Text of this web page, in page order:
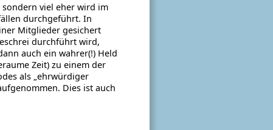
viel eher wird im
durchgeführt. In
Mitglieder gesichert
durchführt wird,
auch ein wahrer(!) Held
Zeit) zu einem der
als „ehrwürdiger
Dies ist auch